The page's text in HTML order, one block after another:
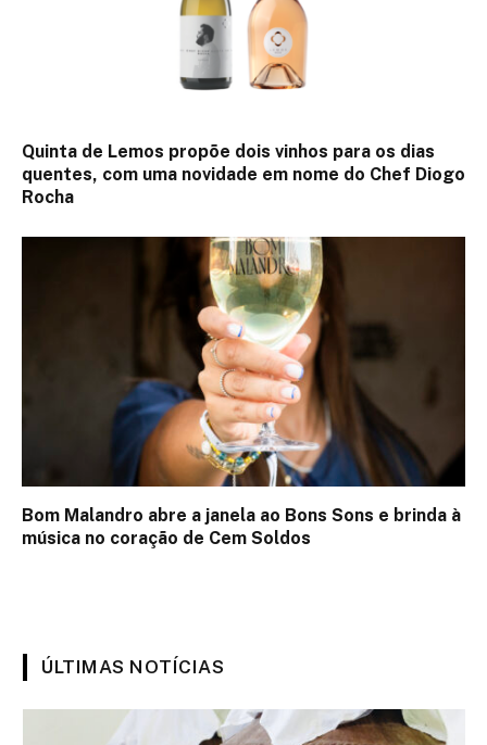
Quinta de Lemos propõe dois vinhos para os dias
quentes, com uma novidade em nome do Chef Diogo
Rocha
Bom Malandro abre a janela ao Bons Sons e brinda à
música no coração de Cem Soldos
ÚLTIMAS NOTÍCIAS